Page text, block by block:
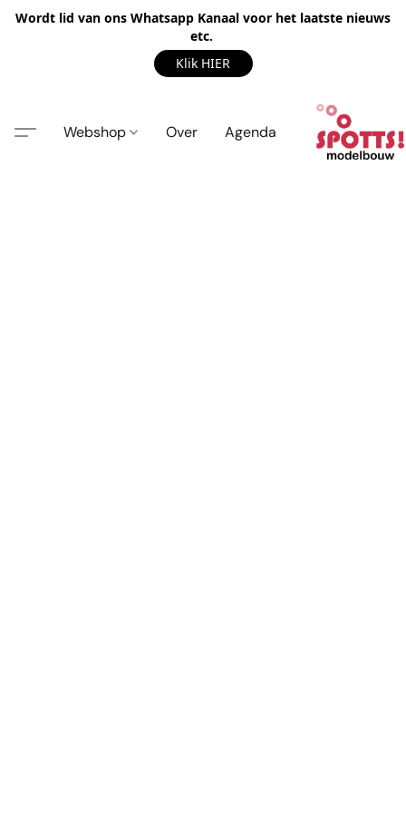
Wordt lid van ons Whatsapp Kanaal voor het laatste nieuws
etc.
Klik HIER
Webshop Over Agenda